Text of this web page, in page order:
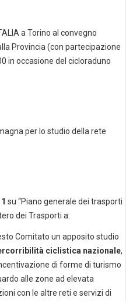
a Torino al convegno
Provincia (con partecipazione
in occasione del cicloraduno
per lo studio della rete
su “Piano generale dei trasporti
dei Trasporti a:
Comitato un apposito studio
ciclistica nazionale,
di forme di turismo
alle zone ad elevata
con le altre reti e servizi di